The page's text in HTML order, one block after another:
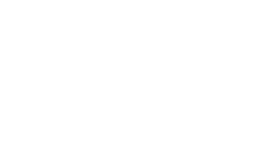
This website uses cookies to improve
you navigate through the website. Out of